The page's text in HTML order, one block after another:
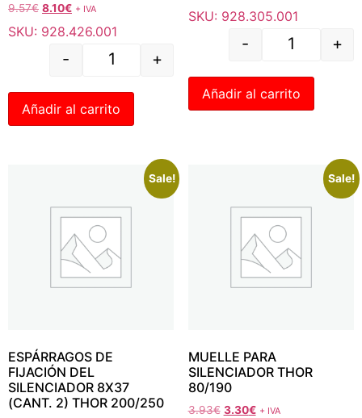
9.57€ 8.10€ + IVA
SKU: 928.426.001
- +
Añadir al carrito
SKU: 928.305.001
- +
Añadir al carrito
Sale!
ESPÁRRAGOS DE
FIJACIÓN DEL
SILENCIADOR 8X37
(CANT. 2) THOR 200/250
Sale!
MUELLE PARA
SILENCIADOR THOR
80/190
3.93€ 3.30€ + IVA